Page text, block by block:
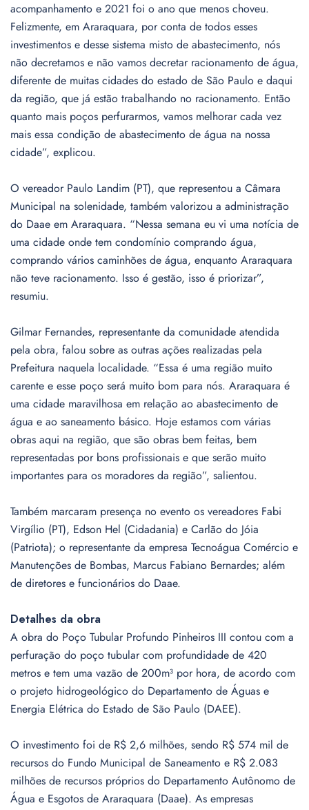
acompanhamento e 2021 foi o ano que menos choveu.
Felizmente, em Araraquara, por conta de todos esses
investimentos e desse sistema misto de abastecimento, nós
não decretamos e não vamos decretar racionamento de água,
diferente de muitas cidades do estado de São Paulo e daqui
da região, que já estão trabalhando no racionamento. Então
quanto mais poços perfurarmos, vamos melhorar cada vez
mais essa condição de abastecimento de água na nossa
cidade”, explicou.
O vereador Paulo Landim (PT), que representou a Câmara
Municipal na solenidade, também valorizou a administração
do Daae em Araraquara. “Nessa semana eu vi uma notícia de
uma cidade onde tem condomínio comprando água,
comprando vários caminhões de água, enquanto Araraquara
não teve racionamento. Isso é gestão, isso é priorizar”,
resumiu.
Gilmar Fernandes, representante da comunidade atendida
pela obra, falou sobre as outras ações realizadas pela
Prefeitura naquela localidade. “Essa é uma região muito
carente e esse poço será muito bom para nós. Araraquara é
uma cidade maravilhosa em relação ao abastecimento de
água e ao saneamento básico. Hoje estamos com várias
obras aqui na região, que são obras bem feitas, bem
representadas por bons profissionais e que serão muito
importantes para os moradores da região”, salientou.
Também marcaram presença no evento os vereadores Fabi
Virgílio (PT), Edson Hel (Cidadania) e Carlão do Jóia
(Patriota); o representante da empresa Tecnoágua Comércio e
Manutenções de Bombas, Marcus Fabiano Bernardes; além
de diretores e funcionários do Daae.
Detalhes da obra
A obra do Poço Tubular Profundo Pinheiros III contou com a
perfuração do poço tubular com profundidade de 420
metros e tem uma vazão de 200m³ por hora, de acordo com
o projeto hidrogeológico do Departamento de Águas e
Energia Elétrica do Estado de São Paulo (DAEE).
O investimento foi de R$ 2,6 milhões, sendo R$ 574 mil de
recursos do Fundo Municipal de Saneamento e R$ 2.083
milhões de recursos próprios do Departamento Autônomo de
Água e Esgotos de Araraquara (Daae). As empresas